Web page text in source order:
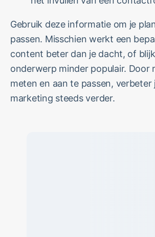
Gebruik deze informatie om je
passen. Misschien werkt een
content beter dan je dacht, of
onderwerp minder populair. Door
meten en aan te passen,
marketing steeds verder.